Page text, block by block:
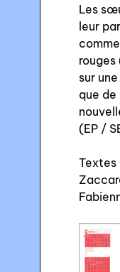
Les
leur
rouges
sur
que
(EP /
Textes